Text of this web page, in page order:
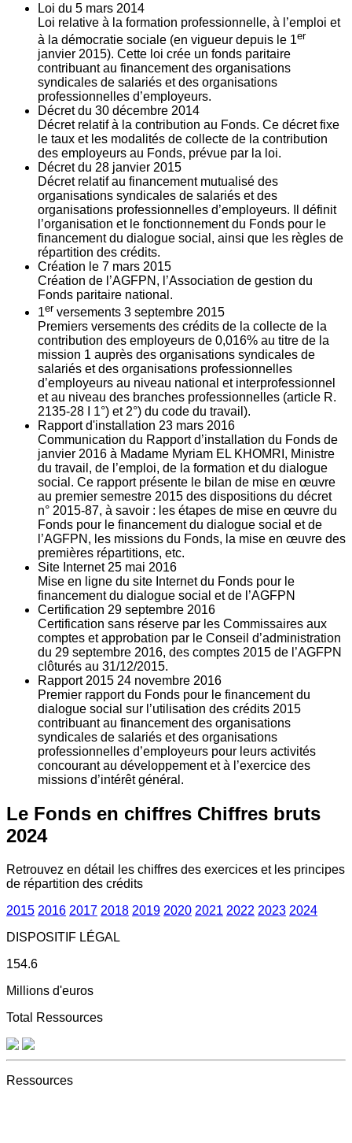
Loi du 5 mars 2014
Loi relative à la formation professionnelle, à l’emploi et
à la démocratie sociale (en vigueur depuis le 1er
janvier 2015). Cette loi crée un fonds paritaire
contribuant au financement des organisations
syndicales de salariés et des organisations
professionnelles d’employeurs.
Décret du 30 décembre 2014
Décret relatif à la contribution au Fonds. Ce décret fixe
le taux et les modalités de collecte de la contribution
des employeurs au Fonds, prévue par la loi.
Décret du 28 janvier 2015
Décret relatif au financement mutualisé des
organisations syndicales de salariés et des
organisations professionnelles d’employeurs. Il définit
l’organisation et le fonctionnement du Fonds pour le
financement du dialogue social, ainsi que les règles de
répartition des crédits.
Création le 7 mars 2015
Création de l’AGFPN, l’Association de gestion du
Fonds paritaire national.
1er versements 3 septembre 2015
Premiers versements des crédits de la collecte de la
contribution des employeurs de 0,016% au titre de la
mission 1 auprès des organisations syndicales de
salariés et des organisations professionnelles
d’employeurs au niveau national et interprofessionnel
et au niveau des branches professionnelles (article R.
2135‐28 I 1°) et 2°) du code du travail).
Rapport d'installation 23 mars 2016
Communication du Rapport d’installation du Fonds de
janvier 2016 à Madame Myriam EL KHOMRI, Ministre
du travail, de l’emploi, de la formation et du dialogue
social. Ce rapport présente le bilan de mise en œuvre
au premier semestre 2015 des dispositions du décret
n° 2015-87, à savoir : les étapes de mise en œuvre du
Fonds pour le financement du dialogue social et de
l’AGFPN, les missions du Fonds, la mise en œuvre des
premières répartitions, etc.
Site Internet 25 mai 2016
Mise en ligne du site Internet du Fonds pour le
financement du dialogue social et de l’AGFPN
Certification 29 septembre 2016
Certification sans réserve par les Commissaires aux
comptes et approbation par le Conseil d’administration
du 29 septembre 2016, des comptes 2015 de l’AGFPN
clôturés au 31/12/2015.
Rapport 2015 24 novembre 2016
Premier rapport du Fonds pour le financement du
dialogue social sur l’utilisation des crédits 2015
contribuant au financement des organisations
syndicales de salariés et des organisations
professionnelles d’employeurs pour leurs activités
concourant au développement et à l’exercice des
missions d’intérêt général.
Le Fonds en chiffres Chiffres bruts
2024
Retrouvez en détail les chiffres des exercices et les principes
de répartition des crédits
2015 2016 2017 2018 2019 2020 2021 2022 2023 2024
DISPOSITIF LÉGAL
154.6
Millions d'euros
Total Ressources
Ressources